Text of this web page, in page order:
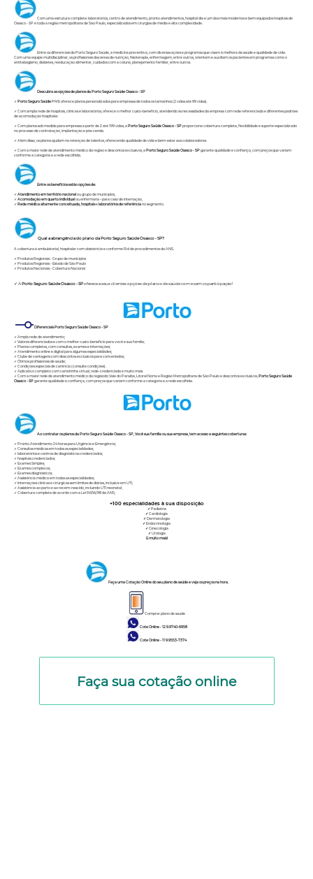
Faça sua cotação online
Com uma estrutura completa: laboratórios, centro de atendimento, pronto atendimentos, hospital dia e um dos mais modernos e bem equipados hospitais de
Osasco - SP e toda a região metropolitana de São Paulo, especializados em cirurgias de média e alta complexidade.
Entre os diferenciais da Porto Seguro Saúde, a medicina preventiva, com diversas ações e programas que visam à melhora da saúde e qualidade de vida.
Com uma equipe multidisciplinar, os profissionais das áreas de nutrição, fisioterapia, enfermagem, entre outros, orientam e auxiliam os pacientes em programas como o
antitabagismo, diabetes, reeducação alimentar, cuidados com a coluna, planejamento familiar, entre outros.
Descubra as opções de planos da Porto Seguro Saúde Osasco - SP
✓ Porto Seguro SaúdePME oferece planos personalizados para empresas de todos os tamanhos (2 vidas até 99 vidas).
✓ Com ampla rede de hospitais, clínicas e laboratórios, oferece o melhor custo-benefício, atendendo às necessidades da empresa com rede referenciada e diferentes padrões
de acomodação hospitalar.
✓ Com planos sob medida para empresas a partir de 2 até 199 vidas, a Porto Seguro SaúdeOsasco - SPproporciona cobertura completa, flexibilidade e suporte especializado
no processo de contratação, implantação e pós-venda.
✓ Além disso, os planos ajudam na retenção de talentos, oferecendo qualidade de vida e bem-estar aos colaboradores.
✓ Com a maior rede de atendimento médico da região e descontos exclusivos, a Porto Seguro SaúdeOsasco - SPgarante qualidade e confiança, com preços que variam
conforme a categoria e a rede escolhida.
Entre os benefícios estão opções de:
✓ Atendimento em território nacional ou grupo de municípios,
✓ Acomodação em quarto individual ou enfermaria – para caso de internação,
✓ Rede médica altamente conceituada, hospitaise laboratórios de referênciano segmento.
Qual a abrangência do plano da Porto Seguro Saúde Osasco - SP?
A cobertura é ambulatorial, hospitalar com obstetrícia e conforme Rol de procedimentos da ANS.
✓ Produtos Regionais - Grupo de municípios
✓ Produtos Regionais - Estado de São Paulo
✓ Produtos Nacionais - Cobertura Nacional
✓ A Porto Seguro SaúdeOsasco - SPoferece a seus clientes opções de planos de saúde com e sem coparticipação!
Diferenciais Porto Seguro Saúde Osasco - SP
✓ Ampla rede de atendimento;
✓ Valores diferenciados e com o melhor custo-benefício para você e sua família;
✓ Planos completos, com consultas, exames e internações;
✓ Atendimento online e digital para algumas especialidades;
✓ Clube de vantagens com descontos exclusivos para conveniados;
✓ Ótimos profissionais de saúde;
✓ Condições especiais de carência (consulte condições).
✓ Aplicativo completo com carteirinha virtual, rede-credenciada e muito mais.
✓ Com a maior rede de atendimento médico da regiãodo Vale do Paraíba, Litoral Norte e Região Metropolitana de São Paulo e descontos exclusivos, Porto Seguro Saúde
Osasco - SPgarante qualidade e confiança, com preços que variam conforme a categoria e a rede escolhida.
Ao contratar os planos da Porto Seguro Saúde Osasco - SP, Você sua família ou sua empresa, tem acesso a seguintes coberturas:
✓ Pronto Atendimento 24 horas para Urgência e Emergência;
✓ Consultas médicas em todas as especialidades;
✓ laboratórios e centros de diagnósticos credenciados;
✓ hospitais credenciados;
✓ Exames Simples;
✓ Exames complexos;
✓ Exames diagnósticos;
✓ Assistência médica em todas as especialidades;
✓ Internações clínicas e cirúrgicas sem limites de diárias, inclusive em UTI;
✓ Assistência ao parto e ao recém-nascido, incluindo UTI neonatal;
✓ Cobertura completa de acordo com a Lei 9.656/98 da ANS;
+100 especialidades à sua disposição
✓Pediatria
✓Cardiologia
✓ Dermatologia
✓ Endocrinologia
✓Ginecologia
✓Urologia
E muito mais!
Faça uma Cotação Online do seu plano de saúde e veja os preços na hora.
Comprar plano de saúde
Cote Online - 12 9.9740-6958
Cote Online - 11 9.9553-7374